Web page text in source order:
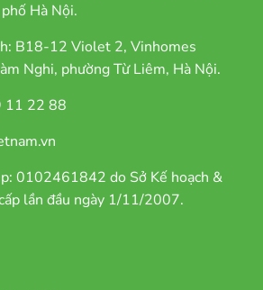
Hà Nội.
B18-12 Violet 2, Vinhomes
Nghi, phường Từ Liêm, Hà Nội.
11 22 88
0102461842 do Sở Kế hoạch &
lần đầu ngày 1/11/2007.